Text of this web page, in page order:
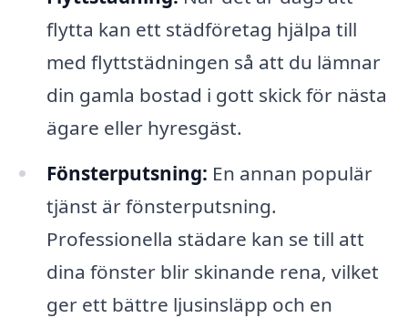
flytta kan ett städföretag hjälpa till
med flyttstädningen så att du lämnar
din gamla bostad i gott skick för nästa
ägare eller hyresgäst.
Fönsterputsning: En annan populär
tjänst är fönsterputsning.
Professionella städare kan se till att
dina fönster blir skinande rena, vilket
ger ett bättre ljusinsläpp och en